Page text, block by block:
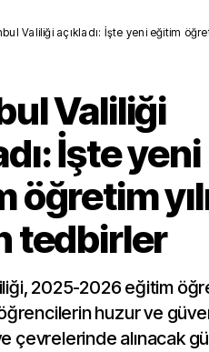
Valiliği açıkladı: İşte yeni eğitim
Valiliği
İşte yeni
öğretim
tedbirler
2025-2026 eğitim
huzur ve
çevrelerinde alınacak